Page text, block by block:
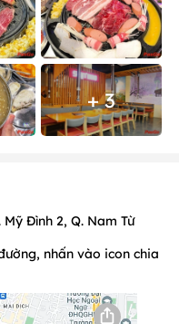
+ 3
Đình 2, Q. Nam Từ
nhấn vào icon chia